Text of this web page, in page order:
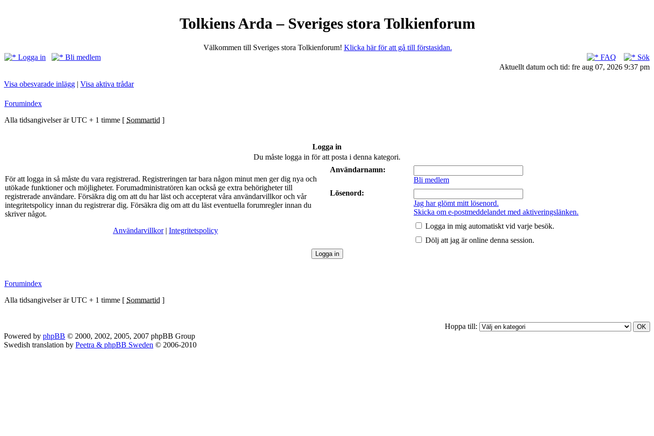
Tolkiens Arda – Sveriges stora Tolkienforum
Välkommen till Sveriges stora Tolkienforum! Klicka här för att gå till förstasidan.
Logga in
Bli medlem FAQ
Sök
Aktuellt datum och tid: fre aug 07, 2026 9:37 pm
Visa obesvarade inlägg | Visa aktiva trådar
Forumindex
Alla tidsangivelser är UTC + 1 timme [ Sommartid ]
Logga in
Du måste logga in för att posta i denna kategori.
För att logga in så måste du vara registrerad. Registreringen tar bara någon minut men ger dig nya och
utökade funktioner och möjligheter. Forumadministratören kan också ge extra behörigheter till
registrerade användare. Försäkra dig om att du har läst och accepterat våra användarvillkor och vår
integritetspolicy innan du registrerar dig. Försäkra dig om att du läst eventuella forumregler innan du
skriver något.
Användarvillkor| Integritetspolicy
Användarnamn:
Bli medlem
Lösenord:
Jag har glömt mitt lösenord.
Skicka om e-postmeddelandet med aktiveringslänken.
Logga in mig automatiskt vid varje besök.
Dölj att jag är online denna session.
Forumindex
Alla tidsangivelser är UTC + 1 timme [ Sommartid ]
Hoppa till:
Powered by phpBB © 2000, 2002, 2005, 2007 phpBB Group
Swedish translation by Peetra & phpBB Sweden © 2006-2010